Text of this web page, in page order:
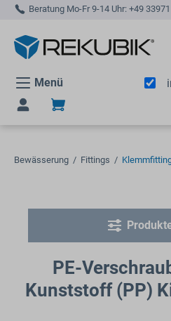
springen
Beratung Mo-Fr 9-14 Uhr: +49
Menü
Bewässerung / Fittings /
PE-
Kunststoff (PP)